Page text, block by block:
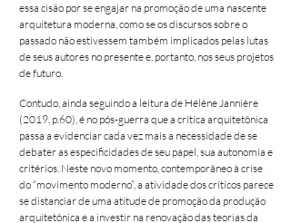
essa cisão por se engajar na promoção de uma nascente
arquitetura moderna, como se os discursos sobre o
passado não estivessem também implicados pelas lutas
de seus autores no presente e, portanto, nos seus projetos
de futuro.
Contudo, ainda seguindo a leitura de Hélène Jannière
(2019, p.60), é no pós-guerra que a crítica arquitetônica
passa a evidenciar cada vez mais a necessidade de se
debater as especificidades de seu papel, sua autonomia e
critérios. Neste novo momento, contemporâneo à crise
do “movimento moderno”, a atividade dos críticos parece
se distanciar de uma atitude de promoção da produção
arquitetônica e a investir na renovação das teorias da